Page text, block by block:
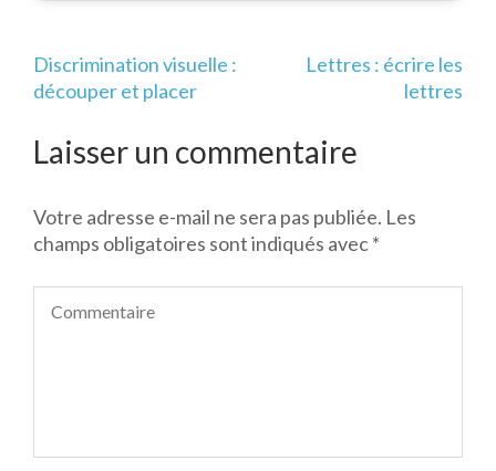
Navigation
de
Discrimination visuelle :
découper et placer
Lettres : écrire les
lettres
Laisser un commentaire
Votre adresse e-mail ne sera pas publiée. Les
champs obligatoires sont indiqués avec*